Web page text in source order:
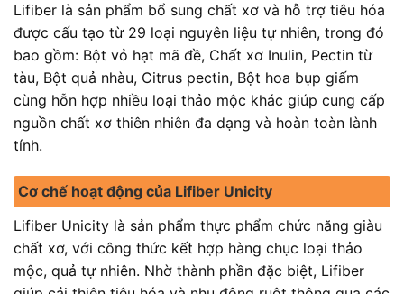
Lifiber là sản phẩm bổ sung chất xơ và hỗ trợ tiêu hóa
được cấu tạo từ 29 loại nguyên liệu tự nhiên, trong đó
bao gồm: Bột vỏ hạt mã đề, Chất xơ Inulin, Pectin từ
tàu, Bột quả nhàu, Citrus pectin, Bột hoa bụp giấm
cùng hỗn hợp nhiều loại thảo mộc khác giúp cung cấp
nguồn chất xơ thiên nhiên đa dạng và hoàn toàn lành
tính.
Cơ chế hoạt động của Lifiber Unicity
Lifiber Unicity là sản phẩm thực phẩm chức năng giàu
chất xơ, với công thức kết hợp hàng chục loại thảo
mộc, quả tự nhiên. Nhờ thành phần đặc biệt, Lifiber